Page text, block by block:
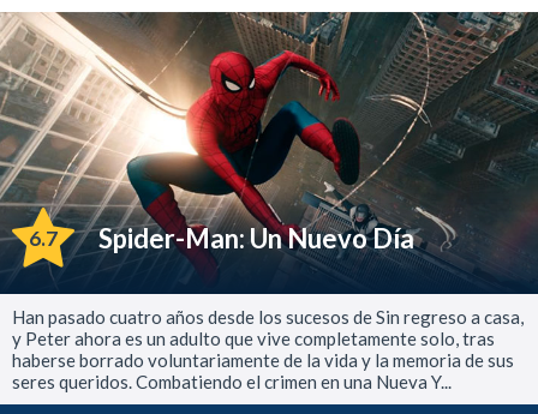
6.7 Spider-Man: Un Nuevo Día
Han pasado cuatro años desde los sucesos de Sin regreso a casa,
y Peter ahora es un adulto que vive completamente solo, tras
haberse borrado voluntariamente de la vida y la memoria de sus
seres queridos. Combatiendo el crimen en una Nueva Y...